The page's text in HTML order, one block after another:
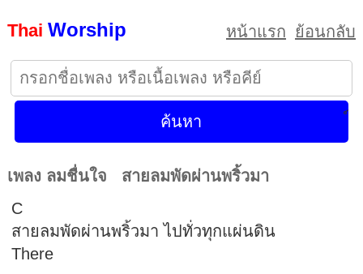
Thai Worship หน้าแรก ย้อนกลับ
เพลง ลมชื่นใจ สายลมพัดผ่านพริ้วมา
C
สายลมพัดผ่านพริ้วมา ไปทั่วทุกแผ่นดิน
There